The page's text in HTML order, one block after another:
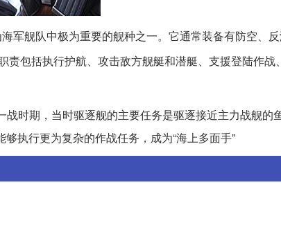
军舰队中极为重要的舰种之一。它通常装备有防空、
责包括执行护航、攻击敌方舰艇和潜艇、支援登陆作战
战时期，当时驱逐舰的主要任务是驱逐接近主力战舰的
执行更为复杂的作战任务，成为“海上多面手”